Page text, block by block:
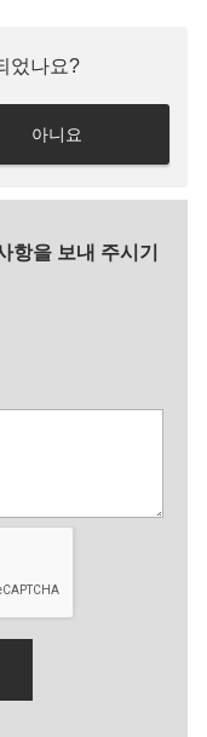
었나요?
아니요
항을 보내 주시기